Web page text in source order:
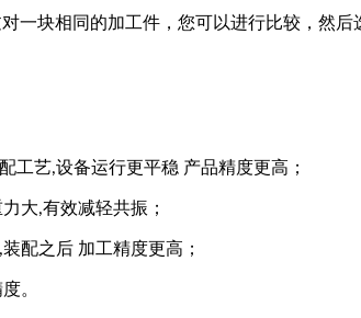
一块相同的加工件，您可以进行比较，然
工艺,设备运行更平稳 产品精度更高；
大,有效减轻共振；
配之后 加工精度更高；
。